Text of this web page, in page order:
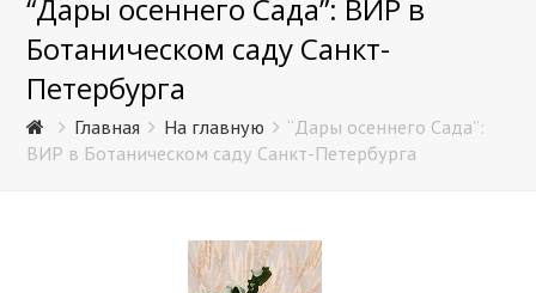
Menu
“Дары осеннего Сада”: ВИР в
Ботаническом саду Санкт-
Петербурга
Главная На главную
“Дары осеннего Сада”:
ВИР в Ботаническом саду Санкт-Петербурга